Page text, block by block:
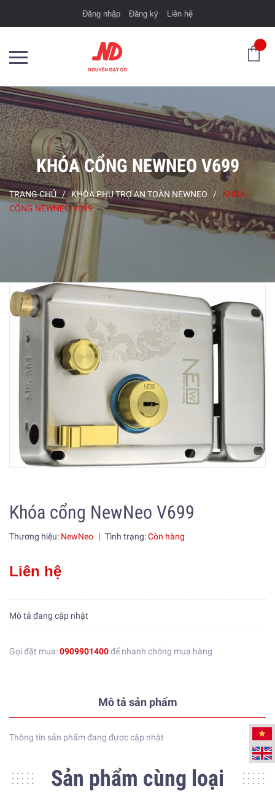
Đăng nhập Đăng ký Liên hệ
KHÓA CỔNG NEWNEO V699
TRANG CHỦ / KHÓA PHỤ TRỢ AN TOÀN NEWNEO /
KHÓA
CỔNG NEWNEO V699
Khóa cổng NewNeo V699
Thương hiệu: NewNeo | Tình trạng:Còn hàng
Liên hệ
Mô tả đang cập nhật
Gọi đặt mua:0909901400để nhanh chóng mua hàng
Mô tả sản phẩm
Thông tin sản phẩm đang được cập nhật
Sản phẩm cùng loại